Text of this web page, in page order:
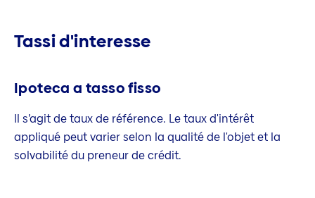
Tassi d'interesse
Ipoteca a tasso fisso
Il s’agit de taux de référence. Le taux d'intérêt
appliqué peut varier selon la qualité de l'objet et la
solvabilité du preneur de crédit.